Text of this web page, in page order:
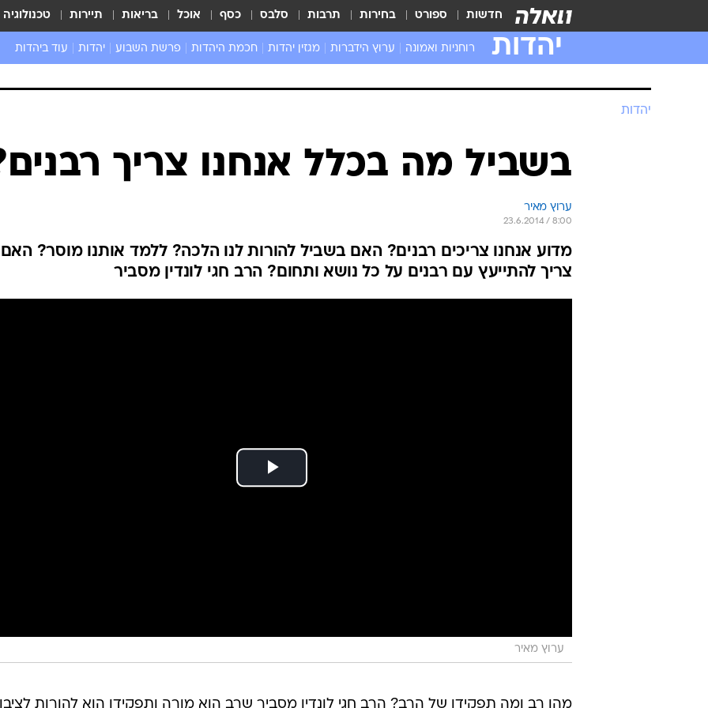
חדשות ספורט בחירות תרבות סלבס כסף אוכל בריאות תיירות טכנולוגיה
יהדות רוחניות ואמונה ערוץ הידברות מגזין יהדות חכמת היהדות פרשת השבוע יהדות עוד ביהדות
יהדות
בשביל מה בכלל אנחנו צריך
ערוץ מאיר
23.6.2014 / 8:00
מדוע אנחנו צריכים רבנים? האם בשביל להורות לנו הלכה? ללמד אותנו מוסר? האם
צריך להתייעץ עם רבנים על כל נושא ותחום? הרב חגי לונדין מסביר
ערוץ מאיר
מהו רב ומה תפקידו של הרב? הרב חגי לונדין מסביר שרב הוא מורה ותפקידו הוא להורות